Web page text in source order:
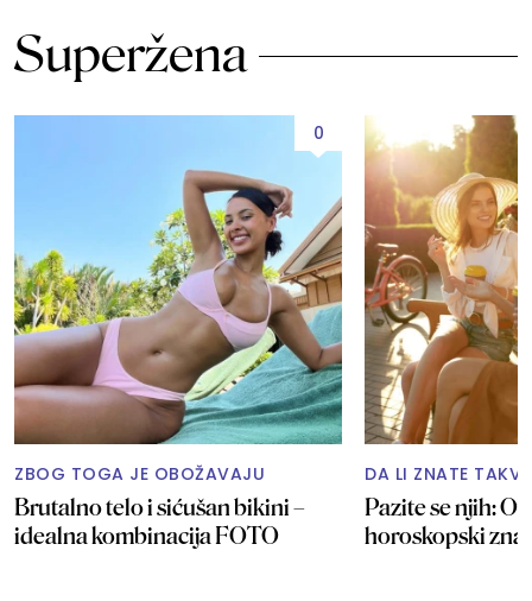
Superžena
0
ZBOG TOGA JE OBOŽAVAJU
Brutalno telo i sićušan bikini –
idealna kombinacija FOTO
DA LI ZNATE
Pazite se njih:
horoskopski